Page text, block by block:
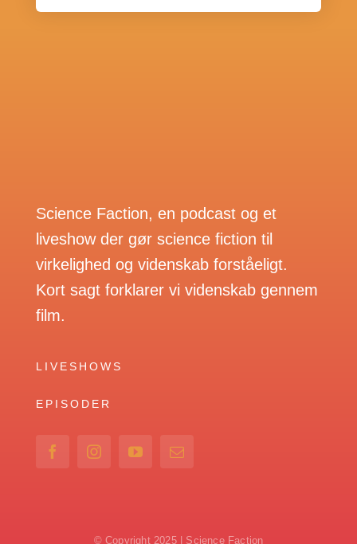
Science Faction, en podcast og et
liveshow der gør science fiction til
virkelighed og videnskab forståeligt.
Kort sagt forklarer vi videnskab gennem
film.
LIVESHOWS
EPISODER
© Copyright 2025 | Science Faction